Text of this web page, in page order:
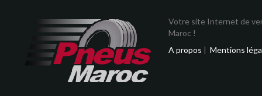
Votre site Internet de
Maroc !
A propos | Mentions